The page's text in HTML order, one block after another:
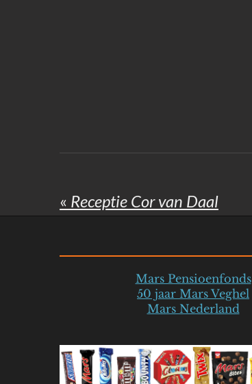
« Receptie Cor van Daal
Mars Pensioenfonds
50 jaar Mars Veghel
Mars Nederland